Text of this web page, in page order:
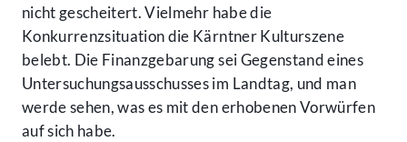
nicht gescheitert. Vielmehr habe die
Konkurrenzsituation die Kärntner Kulturszene
belebt. Die Finanzgebarung sei Gegenstand eines
Untersuchungsausschusses im Landtag, und man
werde sehen, was es mit den erhobenen Vorwürfen
auf sich habe.